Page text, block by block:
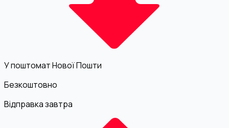
У поштомат Нової Пошти
Безкоштовно
Відправка завтра